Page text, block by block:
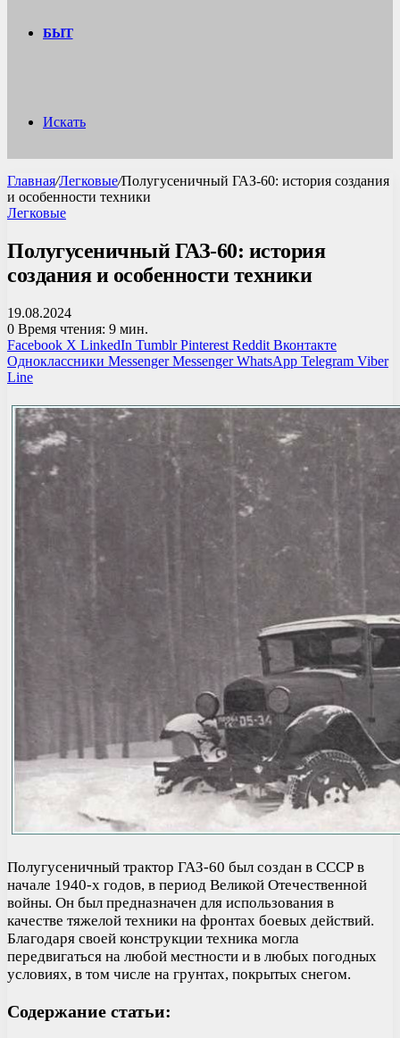
БЫТ
Искать
Главная/Легковые/Полугусеничный ГАЗ-60: история создания
и особенности техники
Легковые
Полугусеничный ГАЗ-60: история
создания и особенности техники
19.08.2024
0 Время чтения: 9 мин.
Facebook X LinkedIn Tumblr Pinterest Reddit Вконтакте
Одноклассники Messenger Messenger WhatsApp Telegram Viber
Line
Полугусеничный трактор ГАЗ-60 был создан в СССР в
начале 1940-х годов, в период Великой Отечественной
войны. Он был предназначен для использования в
качестве тяжелой техники на фронтах боевых действий.
Благодаря своей конструкции техника могла
передвигаться на любой местности и в любых погодных
условиях, в том числе на грунтах, покрытых снегом.
Содержание статьи: